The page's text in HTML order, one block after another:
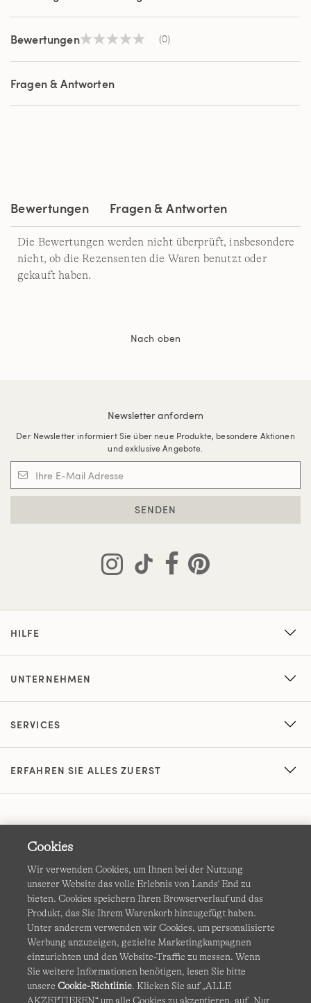
BewertungenKein
Link
derselben
(0)
Fragen & Antworten
Bewertungen Fragen & Antworten
Die Bewertungen werden nicht überprüft, insbesondere
nicht, ob die Rezensenten die Waren benutzt oder
gekauft haben.
Nach oben
Newsletter anfordern
Der Newsletter informiert Sie über neue Produkte, besondere Aktionen
und exklusive Angebote.
SENDEN
HILFE
UNTERNEHMEN
SERVICES
ERFAHREN SIE ALLES ZUERST
AGB Datenschutz & Sicherheit
Cookies- Ich möchte auswählen Barrierefreiheit
Site Map Internationale Websites
Diese Website ist durch reCAPTCHA geschützt. Es gelten die
Cookies
Wir verwenden Cookies, um Ihnen bei der Nutzung
unserer Website das volle Erlebnis von Lands' End zu
bieten. Cookies speichern Ihren Browserverlauf und das
Produkt, das Sie Ihrem Warenkorb hinzugefügt haben.
Unter anderem verwenden wir Cookies, um personalisierte
Werbung anzuzeigen, gezielte Marketingkampagnen
einzurichten und den Website-Traffic zu messen. Wenn
Sie weitere Informationen benötigen, lesen Sie bitte
unsere Cookie-Richtlinie. Klicken Sie auf „ALLE
AKZEPTIEREN“ um alle Cookies zu akzeptieren, auf „Nur